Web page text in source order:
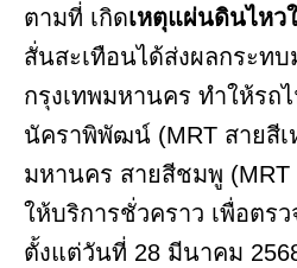
ตามที่ เกิดเหตุแผ่นดินไหว
สั่นสะเทือนได้ส่งผลกระทบ
กรุงเทพมหานคร ทำให้รถ
นัคราพิพัฒน์ (MRT สายสีเ
มหานคร สายสีชมพู
ให้บริการชั่วคราว เพื่อตร
ตั้งแต่วันที่ 28 มีนาคม